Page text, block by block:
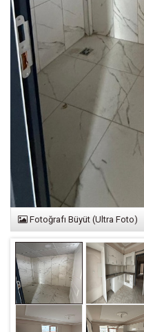
Fotoğrafı Büyüt (Ultra Foto)